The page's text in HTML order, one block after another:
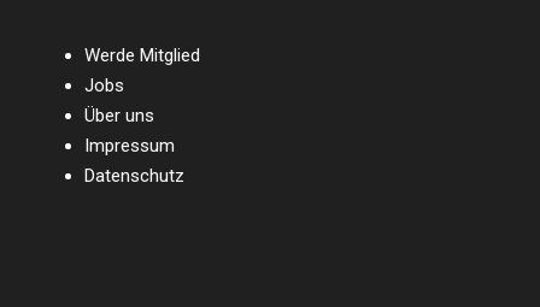
Werde Mitglied
Jobs
Über uns
Impressum
Datenschutz